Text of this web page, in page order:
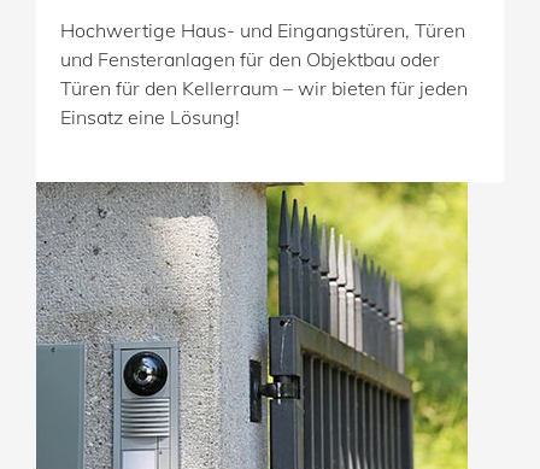
Hochwertige Haus- und Eingangstüren, Türen
und Fensteranlagen für den Objektbau oder
Türen für den Kellerraum – wir bieten für jeden
Einsatz eine Lösung!